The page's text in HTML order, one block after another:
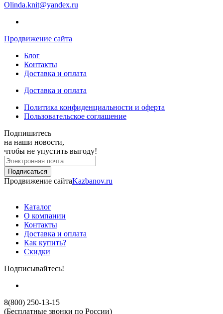
Olinda.knit@yandex.ru
Продвижение сайта
Блог
Контакты
Доставка и оплата
Доставка и оплата
Политика конфиденциальности и оферта
Пользовательское соглашение
Подпишитесь
на наши новости,
чтобы не упустить выгоду!
Продвижение сайтаKazbanov.ru
Каталог
О компании
Контакты
Доставка и оплата
Как купить?
Скидки
Подписывайтесь!
8(800) 250-13-15
(Бесплатные звонки по России)